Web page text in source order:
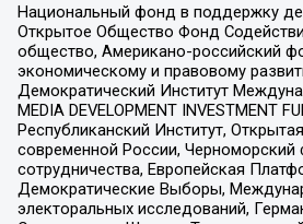
Национальный фонд в поддержку
Открытое Общество Фонд
общество, Американо-российский
экономическому и правовому
Демократический Институт
MEDIA DEVELOPMENT INVESTMENT
Республиканский Институт,
современной России, Черноморский
сотрудничества, Европейская
Демократические Выборы,
электоральных исследований,